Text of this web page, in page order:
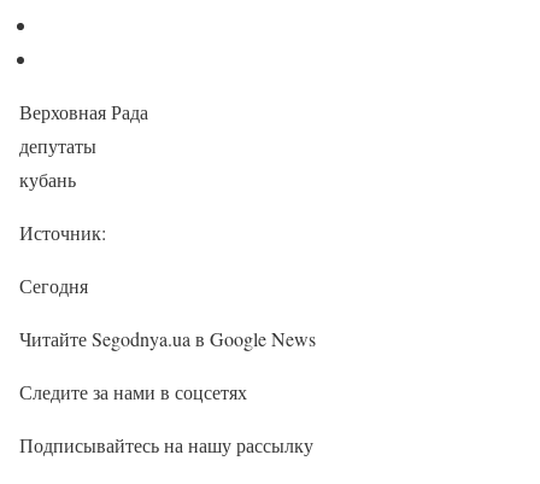
Верховная Рада
депутаты
кубань
Источник:
Сегодня
Читайте Segodnya.ua в Google News
Следите за нами в соцсетях
Подписывайтесь на нашу рассылку